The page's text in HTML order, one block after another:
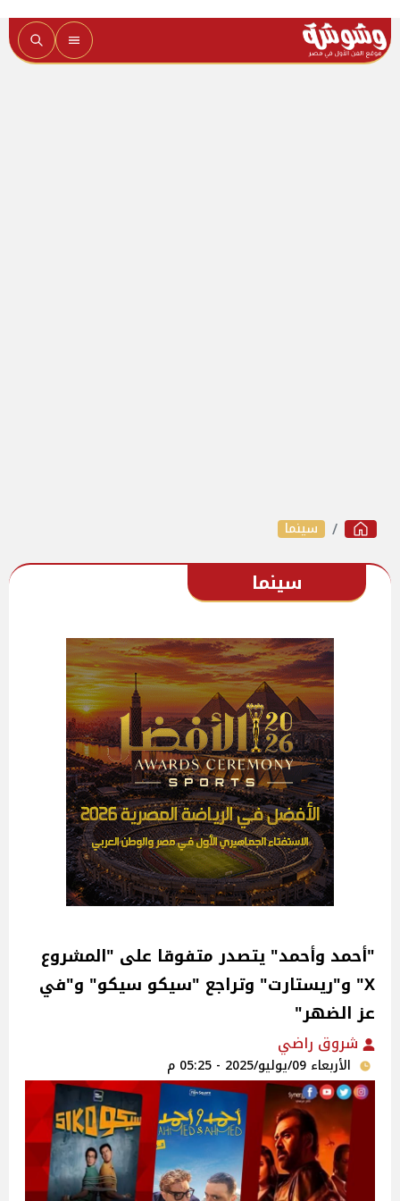
سينما
سينما
"أحمد وأحمد" يتصدر متفوقا على "المشروع
X" و"ريستارت" وتراجع "سيكو سيكو" و"في
عز الضهر"‎
شروق راضي
الأربعاء 09/يوليو/2025 - 05:25 م